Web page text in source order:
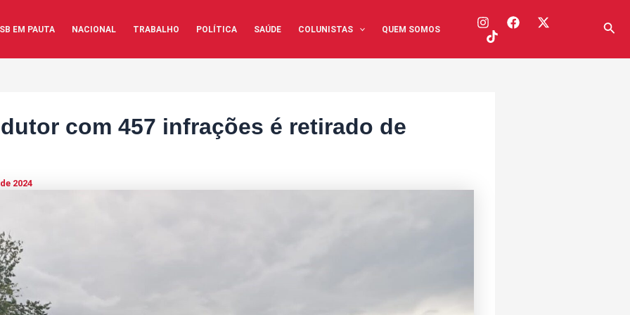
EM PAUTA NACIONAL TRABALHO POLÍTICA SAÚDE COLUNISTAS QUEM SOMOS
com 457 infrações é retirado de
2024